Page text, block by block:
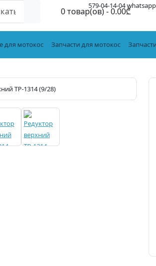
579-04-14-04
0 товар(ов) - 0.00₾
для мотокос Запчасти для мотокос